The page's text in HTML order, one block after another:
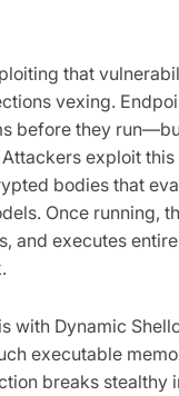
that
vexing.
before they
exploit
bodies that
Once running,
and executes
with Dynamic
executable
breaks stealthy